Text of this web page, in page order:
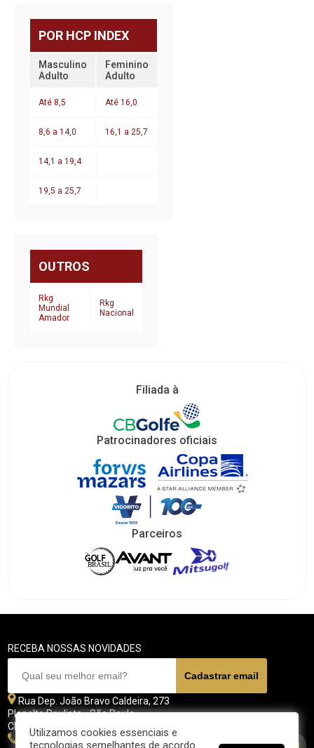
POR HCP INDEX
Masculino
Adulto
Feminino
Adulto
Até 8,5 Até 16,0
8,6 a 14,0 16,1 a 25,7
14,1 a 19,4
19,5 a 25,7
OUTROS
Rkg
Mundial
Amador
Rkg
Nacional
Filiada à
Patrocinadores oficiais
Parceiros
RECEBA NOSSAS NOVIDADES
Rua Dep. João Bravo Caldeira, 273
Planalto Paulista - São Paulo
CEP 04071 - 045
11 5070-4700
Utilizamos cookies essenciais e
tecnologias semelhantes de acordo